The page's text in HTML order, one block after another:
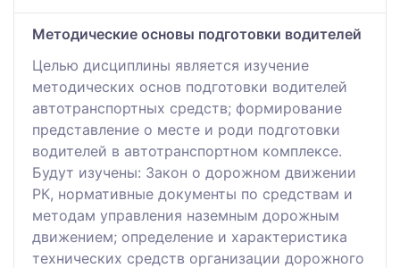
Методические основы подготовки водителей
Целью дисциплины является изучение
методических основ подготовки водителей
автотранспортных средств; формирование
представление о месте и роди подготовки
водителей в автотранспортном комплексе.
Будут изучены: Закон о дорожном движении
РК, нормативные документы по средствам и
методам управления наземным дорожным
движением; определение и характеристика
технических средств организации дорожного